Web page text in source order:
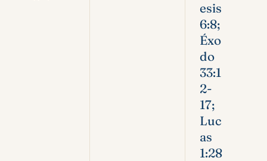
esis
6:8;
Éxo
do
33:1
2-
17;
Luc
as
1:28